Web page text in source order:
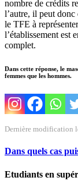
nombre de crédits
l’autre, il peut donc
le TFE à
l’établissement est
complet.
Dans cette réponse, le
femmes que les hommes.
Dernière modification
Dans quels cas
Etudiants en